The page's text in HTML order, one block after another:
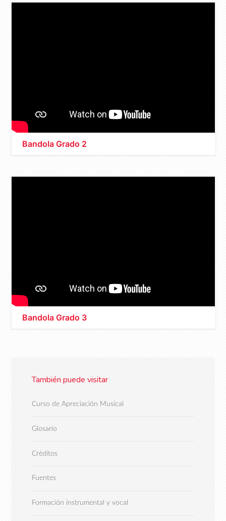
Bandola Grado 2
Bandola Grado 3
También puede visitar
Curso de Apreciación Musical
Glosario
Créditos
Fuentes
Formación instrumental y vocal